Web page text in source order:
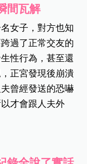
間瓦解
女子，對方也知
過了正常交友的
性行為，甚至還
正宮發現後崩潰
曾經發送的恐嚇
才會跟人夫外